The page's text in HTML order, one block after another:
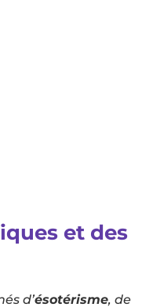
et des
d’ésotérisme, de